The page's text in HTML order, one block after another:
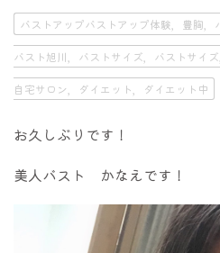
バストアップバストアップ体験，豊胸，
バスト旭川，バストサイズ，バストサイ
自宅サロン，ダイエット，ダイエット中
お久しぶりです！
美人バスト かなえです！